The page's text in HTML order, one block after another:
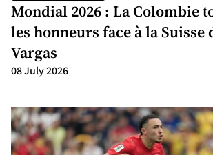
Mondial 2026 : La Colombie
les honneurs face à la Suisse
Vargas
08 July 2026